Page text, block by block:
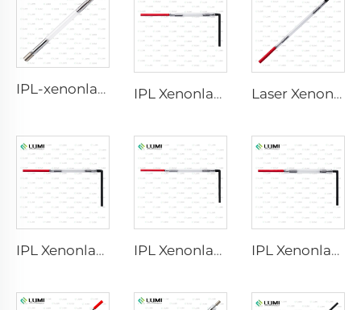
IPL-xenonlampa P1640 – 7×47×110 mm IPL Xenonlampa P1541 – 9×45×100 mm Laser Xenonlampa L2021-7×65×130 mm
IPL Xenonlampa P1421 – 7×45×90 mm IPL Xenonlampa P1621 – 7×50×105 mm IPL Xenonlampa P1491 – 9×45×95 mm